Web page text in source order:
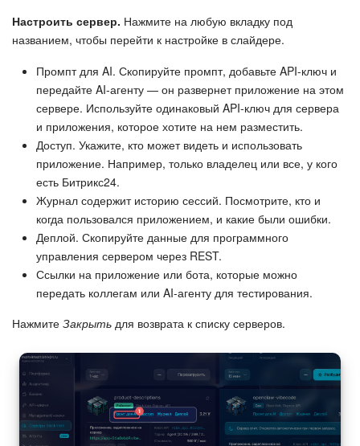
Настроить сервер. Нажмите на любую вкладку под
названием, чтобы перейти к настройке в слайдере.
Промпт для AI. Скопируйте промпт, добавьте API-ключ и
передайте AI-агенту — он развернет приложение на этом
сервере. Используйте одинаковый API-ключ для сервера
и приложения, которое хотите на нем разместить.
Доступ. Укажите, кто может видеть и использовать
приложение. Например, только владелец или все, у кого
есть Битрикс24.
Журнал содержит историю сессий. Посмотрите, кто и
когда пользовался приложением, и какие были ошибки.
Деплой. Скопируйте данные для программного
управления сервером через REST.
Ссылки на приложение или бота, которые можно
передать коллегам или AI-агенту для тестирования.
Нажмите Закрыть для возврата к списку серверов.